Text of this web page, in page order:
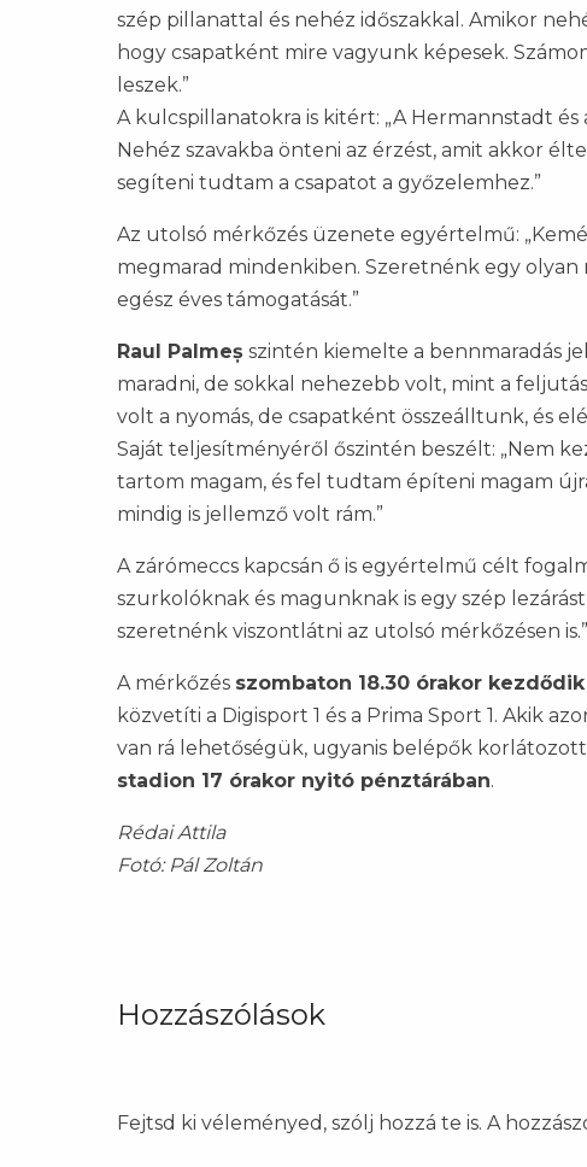
szép pillanattal és nehéz időszakkal. Amikor
hogy csapatként mire vagyunk képesek.
leszek.”
A kulcspillanatokra is kitért: „A Hermannstadt
Nehéz szavakba önteni az érzést, amit akkor
segíteni tudtam a csapatot a győzelemhez.”
Az utolsó mérkőzés üzenete egyértelmű:
megmarad mindenkiben. Szeretnénk egy
egész éves támogatását.”
Raul Palmeș szintén kiemelte a bennmaradás
maradni, de sokkal nehezebb volt, mint a
volt a nyomás, de csapatként összeálltunk, és
Saját teljesítményéről őszintén beszélt: „Nem
tartom magam, és fel tudtam építeni magam
mindig is jellemző volt rám.”
A zárómeccs kapcsán ő is egyértelmű célt
szurkolóknak és magunknak is egy szép
szeretnénk viszontlátni az utolsó mérkőzésen is.”
A mérkőzés szombaton 18.30 órakor kezdődik
közvetíti a Digisport 1 és a Prima Sport 1. Akik
van rá lehetőségük, ugyanis belépők
stadion 17 órakor nyitó pénztárában.
Rédai Attila
Fotó: Pál Zoltán
Hozzászólások
Fejtsd ki véleményed, szólj hozzá te is. A